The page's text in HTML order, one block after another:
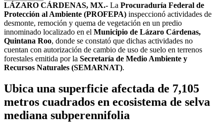
LÁZARO CÁRDENAS, MX.- La Procuraduría Federal de
Protección al Ambiente (PROFEPA) inspeccionó actividades de
desmonte, remoción y quema de vegetación en un predio
innominado localizado en el Municipio de Lázaro Cárdenas,
Quintana Roo, donde se constató que dichas actividades no
cuentan con autorización de cambio de uso de suelo en terrenos
forestales emitida por la Secretaría de Medio Ambiente y
Recursos Naturales (SEMARNAT).
Ubica una superficie afectada de 7,105
metros cuadrados en ecosistema de selva
mediana subperennifolia